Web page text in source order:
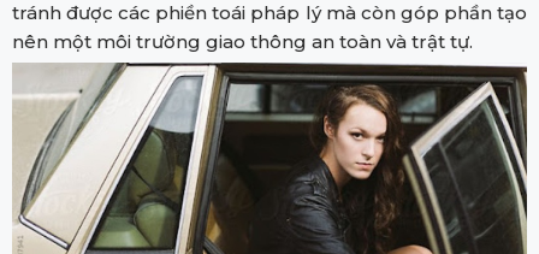
tránh được các phiền toái pháp lý mà còn góp phần tạo
nên một môi trường giao thông an toàn và trật tự.